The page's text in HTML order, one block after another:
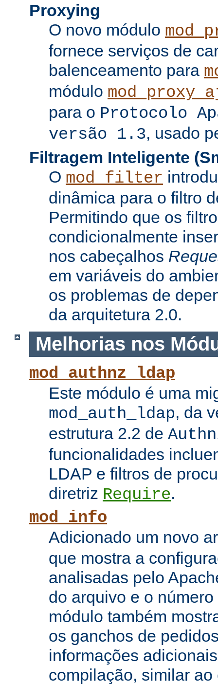
Proxying
O novo módulo
fornece serviços de
balenceamento para
módulo
para o Protocolo
versão 1.3, usado
Filtragem Inteligente
O mod_filter
dinâmica para o filtro
Permitindo que os
condicionalmente
nos cabeçalhos
em variáveis do
os problemas de
da arquitetura 2.0.
Melhorias nos
mod_authnz_ldap
Este módulo é uma
mod_auth_ldap, da
estrutura 2.2 de
funcionalidades
LDAP e filtros de
diretriz Require.
mod_info
Adicionado um novo
que mostra a
analisadas pelo
do arquivo e o
módulo também
os ganchos de
informações
compilação, similar